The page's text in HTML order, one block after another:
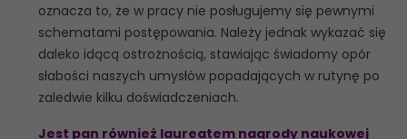
oznacza to, że w pracy nie posługujemy się pewnymi
schematami postępowania. Należy jednak wykazać się
daleko idącą ostrożnością, stawiając świadomy opór
słabości naszych umysłów popadających w rutynę po
zaledwie kilku doświadczeniach.
Jest pan również laureatem nagrody naukowej